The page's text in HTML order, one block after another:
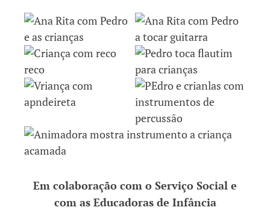
Em colaboração com o Serviço Social e
com as Educadoras de Infância